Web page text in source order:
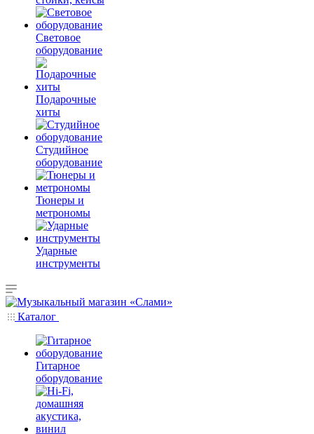
Световое
оборудование
Подарочные
хиты
Студийное
оборудование
Тюнеры и
метрономы
Ударные
инструменты
Каталог
Гитарное
оборудование